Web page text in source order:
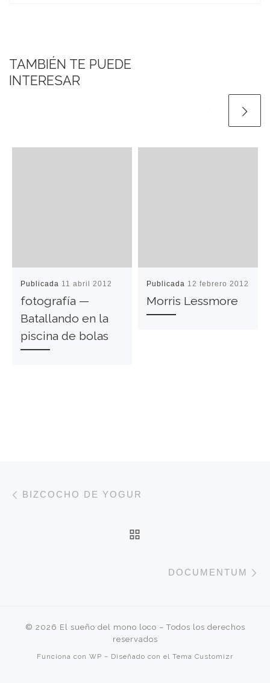
TAMBIÉN TE PUEDE
INTERESAR
Publicada 11 abril 2012
fotografía —
Batallando en la
piscina de bolas
Publicada 12 febrero 2012
Morris Lessmore
Navegación de entradas
BIZCOCHO DE YOGUR
DOCUMENTUM
© 2026 El sueño del mono loco – Todos los derechos
reservados
Funciona con WP – Diseñado con el Tema Customizr